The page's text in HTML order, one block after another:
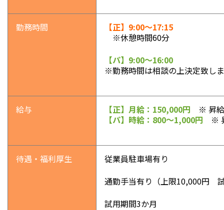
勤務時間
【正】9:00～17:15
※休憩時間60分
【パ】9:00～16:00
※勤務時間は相談の上決定致し
給与 【正】月給：150,000円 ※ 昇
【パ】時給：800～1,000円 ※
待遇・福利厚生
従業員駐車場有り
通勤手当有り（上限10,000円
試用期間3か月